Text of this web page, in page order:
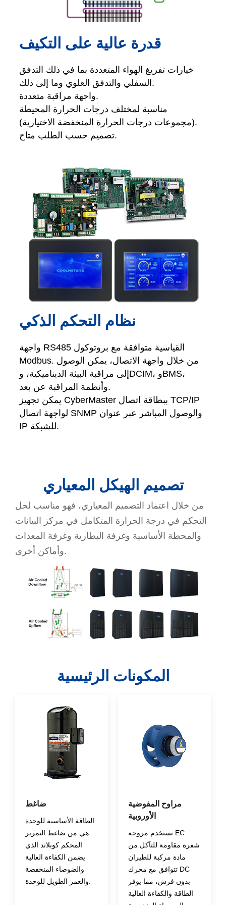
قدرة عالية على التكيف
خيارات تفريغ الهواء المتعددة بما في ذلك التدفق
السفلي والتدفق العلوي وما إلى ذلك.
واجهة مراقبة متعددة.
مناسبة لمختلف درجات الحرارة المحيطة
(مجموعات درجات الحرارة المنخفضة الاختيارية).
تصميم حسب الطلب متاح.
نظام التحكم الذكي
واجهة RS485 القياسية متوافقة مع بروتوكول
Modbus. من خلال واجهة الاتصال، يمكن الوصول
إلى مراقبة البيئة الديناميكية، وDCIM، وBMS،
وأنظمة المراقبة عن بعد.
يمكن تجهيز CyberMaster ببطاقة اتصال TCP/IP
لواجهة اتصال SNMP والوصول المباشر عبر عنوان
IP للشبكة.
تصميم الهيكل المعياري
من خلال اعتماد التصميم المعياري، فهو مناسب لحل
التحكم في درجة الحرارة المتكامل في مركز البيانات
والمحطة الأساسية وغرفة البطارية وغرفة المعدات
وأماكن أخرى.
المكونات الرئيسية
ضاغط
الطاقة الأساسية للوحدة
هي من ضاغط التمرير
المحكم كوبلاند الذي
يضمن الكفاءة العالية
والضوضاء المنخفضة
مراوح المفوضية
الأوروبية
تستخدم مروحة EC
شفرة مقاومة للتآكل من
مادة مركبة للطيران
تتوافق مع محرك DC
بدون فرش، مما يوفر
الطاقة والكفاءة العالية